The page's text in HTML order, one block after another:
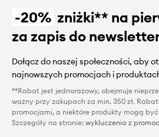
-20% zniżki** na
za zapis do
Dołącz do naszej społeczności, aby
najnowszych promocjach i
**Rabat jest jednorazowy, obejmuje
ważny przy zakupach za min. 350 zł.
promocjami, a niektóre produkty mogą
Szczegóły na stronie: wykluczenia z